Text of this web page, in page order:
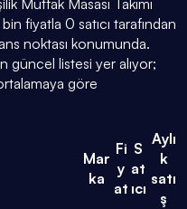
Mutfak Masası Takımı
fiyatla 0 satıcı tarafından
noktası konumunda.
güncel listesi yer alıyor;
göre
Mar
ka
Fi
y
at
S
at
ıcı
Aylı
k
satı
ş